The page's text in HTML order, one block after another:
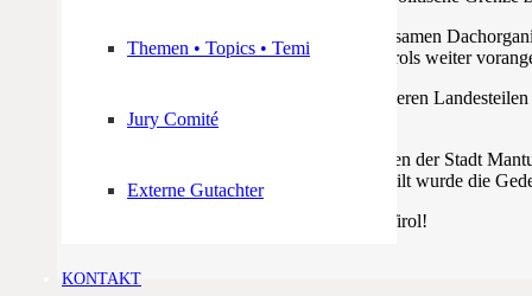
Themen • Topics • Temi
Jury Comité
Externe Gutachter
KONTAKT
Durch die Weiterentwicklung der gemeinsamen
Schützenbund und damit die Einigung Tirols weiter
Wir müssen trachten die Menschen in unseren
danke Euch dafür.
Ich bedanke mich bei den Verantwortlichen der Stadt
Major Jürgen Wert, dass mir die Ehre erteilt wurde die
Es lebe unser gemeinsames Heimatland Tirol!